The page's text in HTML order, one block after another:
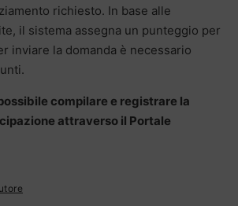
richiesto. In base alle
il sistema assegna un punteggio per
inviare la domanda è necessario
compilare e registrare la
attraverso il Portale